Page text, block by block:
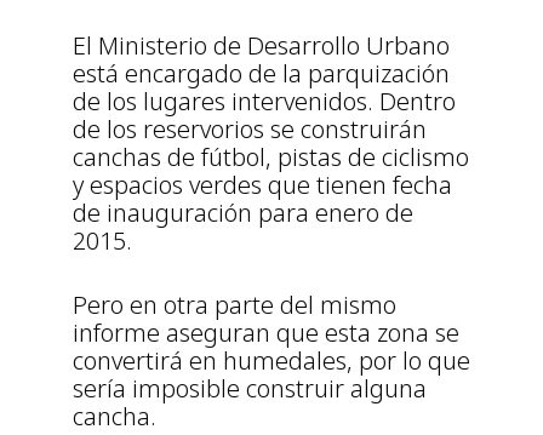
El Ministerio de Desarrollo Urbano
está encargado de la parquización
de los lugares intervenidos. Dentro
de los reservorios se construirán
canchas de fútbol, pistas de ciclismo
y espacios verdes que tienen fecha
de inauguración para enero de
2015.
Pero en otra parte del mismo
informe aseguran que esta zona se
convertirá en humedales, por lo que
sería imposible construir alguna
cancha.